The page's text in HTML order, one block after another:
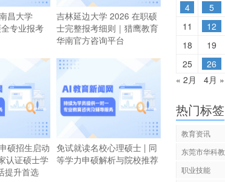
昌大学
专业报考
吉林延边大学 2026 在职硕
士完整报考细则｜猎鹰教育
华南官方咨询平台
硕招生启动
认证硕士学
提升首选
免试就读名校心理硕士 | 同
等学力申硕解析与院校推荐
4
5
11
12
18
19
25
26
« 2月
4月 »
热门标签
教育资讯
东莞市华科教
职业技能